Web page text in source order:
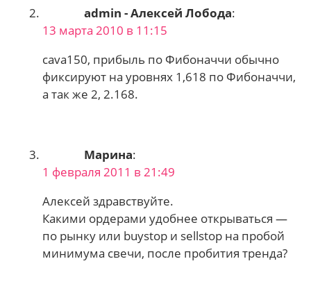
admin - Алексей Лобода:
13 марта 2010 в 11:15
cava150, прибыль по Фибоначчи обычно
фиксируют на уровнях 1,618 по Фибоначчи,
а так же 2, 2.168.
Марина:
1 февраля 2011 в 21:49
Алексей здравствуйте.
Какими ордерами удобнее открываться —
по рынку или buystop и sellstop на пробой
минимума свечи, после пробития тренда?